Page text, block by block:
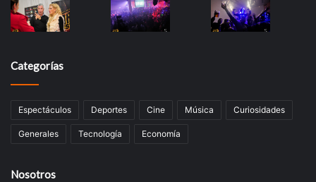
Categorías
Espectáculos Deportes Cine Música Curiosidades
Generales Tecnología Economía
Nosotros